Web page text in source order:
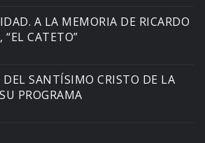
A LA MEMORIA DE RICARDO
“EL CATETO”
DEL SANTÍSIMO CRISTO DE LA
PROGRAMA